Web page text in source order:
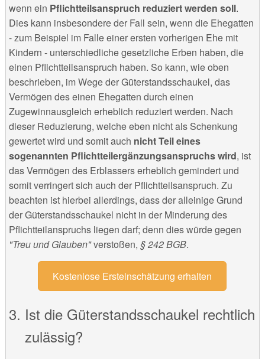
wenn ein Pflichtteilsanspruch reduziert werden soll.
Dies kann insbesondere der Fall sein, wenn die Ehegatten
- zum Beispiel im Falle einer ersten vorherigen Ehe mit
Kindern - unterschiedliche gesetzliche Erben haben, die
einen Pflichtteilsanspruch haben. So kann, wie oben
beschrieben, im Wege der Güterstandsschaukel, das
Vermögen des einen Ehegatten durch einen
Zugewinnausgleich erheblich reduziert werden. Nach
dieser Reduzierung, welche eben nicht als Schenkung
gewertet wird und somit auch nicht Teil eines
sogenannten Pflichtteilergänzungsanspruchs wird, ist
das Vermögen des Erblassers erheblich gemindert und
somit verringert sich auch der Pflichtteilsanspruch. Zu
beachten ist hierbei allerdings, dass der alleinige Grund
der Güterstandsschaukel nicht in der Minderung des
Pflichtteilanspruchs liegen darf; denn dies würde gegen
"Treu und Glauben"verstoßen, § 242 BGB.
Kostenlose Ersteinschätzung erhalten
Ist die Güterstandsschaukel rechtlich
zulässig?